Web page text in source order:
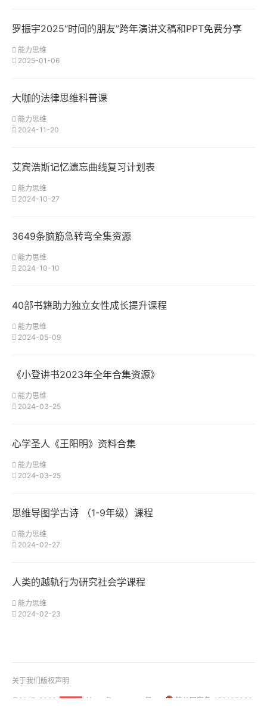
罗振宇2025“时间的朋友”跨年演讲文稿和PPT免费分享
能力思维
2025-01-06
大咖的法律思维科普课
能力思维
2024-11-20
艾宾浩斯记忆遗忘曲线复习计划表
能力思维
2024-10-27
3649条脑筋急转弯全集资源
能力思维
2024-10-10
40部书籍助力独立女性成长提升课程
能力思维
2024-05-09
《小登讲书2023年全年合集资源》
能力思维
2024-03-25
心学圣人《王阳明》资料合集
能力思维
2024-03-25
思维导图学古诗 （1-9年级）课程
能力思维
2024-02-27
人类的越轨行为研究社会学课程
能力思维
2024-02-23
关于我们 版权声明
@2017-2026 桂ICP备18001158号-1
桂公网安备 450107020